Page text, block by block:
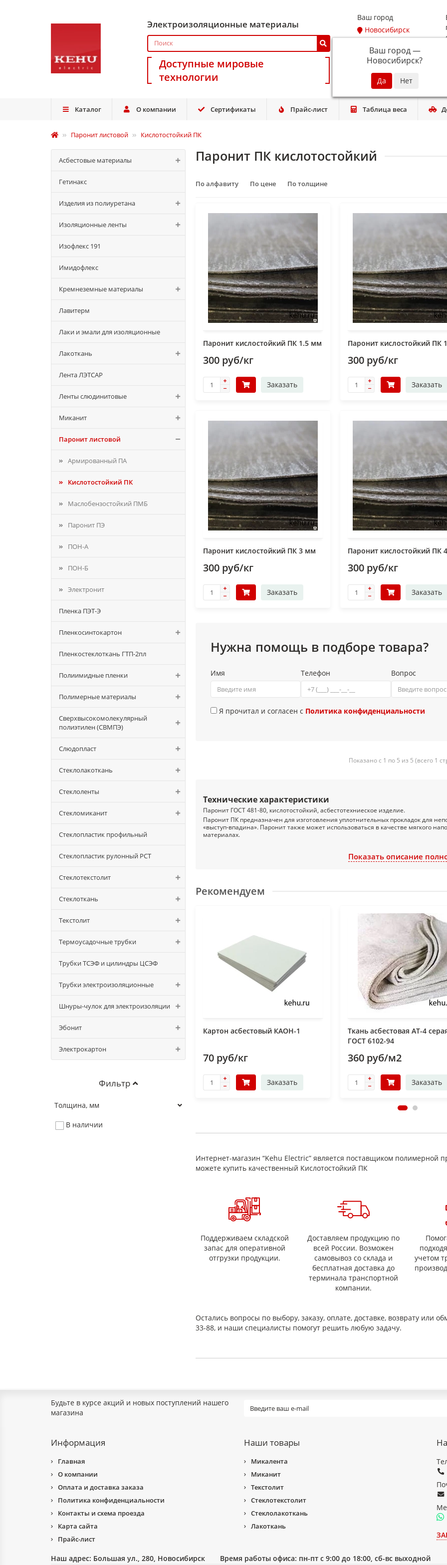
Электроизоляционные материалы
Доступные мировые
технологии
Ваш город
Новосибирск
Ваш город —
Новосибирск?
Каталог О компании Сертификаты Прайс-лист Таблица веса
Паронит листовой Кислотостойкий ПК
Асбестовые материалы
Гетинакс
Изделия из полиуретана
Изоляционные ленты
Изофлекс 191
Имидофлекс
Кремнеземные материалы
Лавитерм
Лаки и эмали для изоляционные
Лакоткань
Лента ЛЭТСАР
Ленты слюдинитовые
Миканит
Паронит листовой
Армированный ПА
Кислотостойкий ПК
Маслобензостойкий ПМБ
Паронит ПЭ
ПОН-А
ПОН-Б
Электронит
Пленка ПЭТ-Э
Пленкосинтокартон
Пленкостеклоткань ГТП-2пл
Полиимидные пленки
Полимерные материалы
Сверхвысокомолекулярный
полиэтилен (СВМПЭ)
Слюдопласт
Стеклолакоткань
Стеклоленты
Стекломиканит
Стеклопластик профильный
Стеклопластик рулонный РСТ
Стеклотекстолит
Стеклоткань
Текстолит
Термоусадочные трубки
Трубки ТСЭФ и цилиндры ЦСЭФ
Трубки электроизоляционные
Шнуры-чулок для электроизоляции
Эбонит
Электрокартон
Фильтр
Толщина, мм
В наличии
Паронит ПК кислотостойкий
По алфавиту По цене По толщине
Паронит кислостойкий ПК 1.5 мм
300 руб/кг
Заказать
Паронит кислостойкий ПК
300 руб/кг
Заказать
Паронит кислостойкий ПК 3 мм
300 руб/кг
Заказать
Паронит кислостойкий ПК
300 руб/кг
Заказать
Нужна помощь в подборе товара?
Имя Телефон Вопрос
Я прочитал и согласен с Политика конфиденциальности
Показано с 1 по 5 из 5 (всего 1
Технические характеристики
Паронит ГОСТ 481-80, кислотостойкий, асбестотехниеское изделие.
Паронит ПК предназначен для изготовления уплотнительных прокладок для
«выступ-впадина». Паронит также может использоваться в качестве мягкого
материалах.
Паронит представлен в виде листов, соответствующих требованиям ГОСТ 481-
кислота,
Прокладки могут быть изготовлены как из цельного листа паронита, так и
прокладок отдельные части скрепляются между собой с помощью клея (в виде
паронит также может использоваться в качестве мягкого наполнителя в
Условия эксплуатации и область применения
Максимальная
температура,
Виды
+250
Кислоты , щелочи,
прочие агрессивные жидкости и
газы
+150
Так же вы можете отправить отзывы о качестве товаров
Показать описание
Рекомендуем
Картон асбестовый КАОН-1
70 руб/кг
Заказать
Ткань асбестовая АТ-4
ГОСТ 6102-94
360 руб/м2
Заказать
Интернет-магазин “Kehu Electric” является поставщиком полимерной
можете купить качественный Кислотостойкий ПК
Поддерживаем складской
запас для оперативной
отгрузки продукции.
Доставляем продукцию по
всей России. Возможен
самовывоз со склада и
бесплатная доставка до
терминала транспортной
компании.
учетом
Остались вопросы по выбору, заказу, оплате, доставке, возврату или
33-88, и наши специалисты помогут решить любую задачу.
Будьте в курсе акций и новых поступлений нашего
магазина
Информация
Главная
О компании
Оплата и доставка заказа
Политика конфиденциальности
Контакты и схема проезда
Карта сайта
Прайс-лист
Наши товары
Микалента
Миканит
Текстолит
Стеклотекстолит
Стеклолакоткань
Лакоткань
Наш адрес: Большая ул., 280, Новосибирск Время работы офиса: пн-пт с 9:00 до 18:00, сб-вс выходной